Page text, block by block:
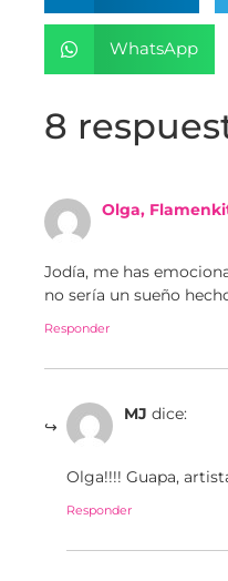
WhatsApp
8
Olga,
Jodía, me has
no sería un sueño
Responder
MJ dice:
Olga!!!! Guapa,
Responder